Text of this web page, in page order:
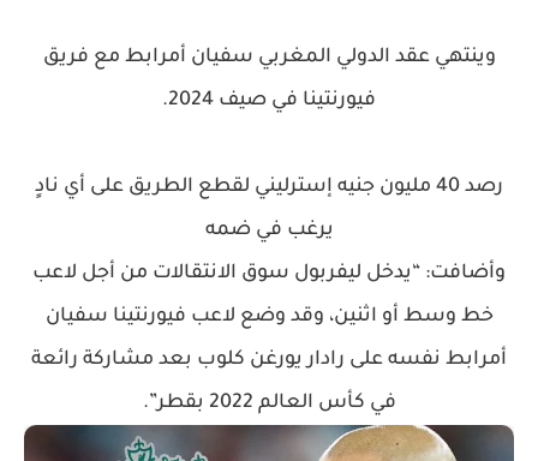
وينتهي عقد الدولي المغربي سفيان أمرابط مع فريق
فيورنتينا في صيف 2024.
رصد 40 مليون جنيه إسترليني لقطع الطريق على أي نادٍ
يرغب في ضمه
وأضافت: “يدخل ليفربول سوق الانتقالات من أجل لاعب
خط وسط أو اثنين، وقد وضع لاعب فيورنتينا سفيان
أمرابط نفسه على رادار يورغن كلوب بعد مشاركة رائعة
في كأس العالم 2022 بقطر”.